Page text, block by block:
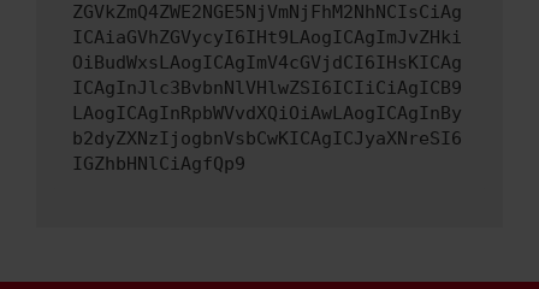
ZGVkZmQ4ZWE2NGE5NjVmNjFhM2NhNCIsCiAg
ICAiaGVhZGVycyI6IHt9LAogICAgImJvZHki
OiBudWxsLAogICAgImV4cGVjdCI6IHsKICAg
ICAgInJlc3BvbnNlVHlwZSI6ICIiCiAgICB9
LAogICAgInRpbWVvdXQiOiAwLAogICAgInBy
b2dyZXNzIjogbnVsbCwKICAgICJyaXNreSI6
IGZhbHNlCiAgfQp9